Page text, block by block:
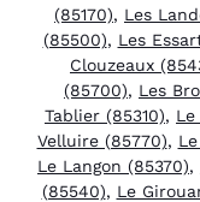
(85170), Les
(85500), Les
Clouzeaux
(85700), Les
Tablier (85310),
Velluire (85770),
Le Langon (85370),
(85540), Le